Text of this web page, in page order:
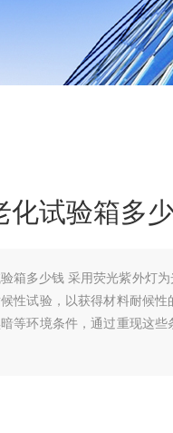
化试验箱多
箱多少钱 采用荧光紫外灯
性试验，以获得材料耐候
等环境条件，通过重现这